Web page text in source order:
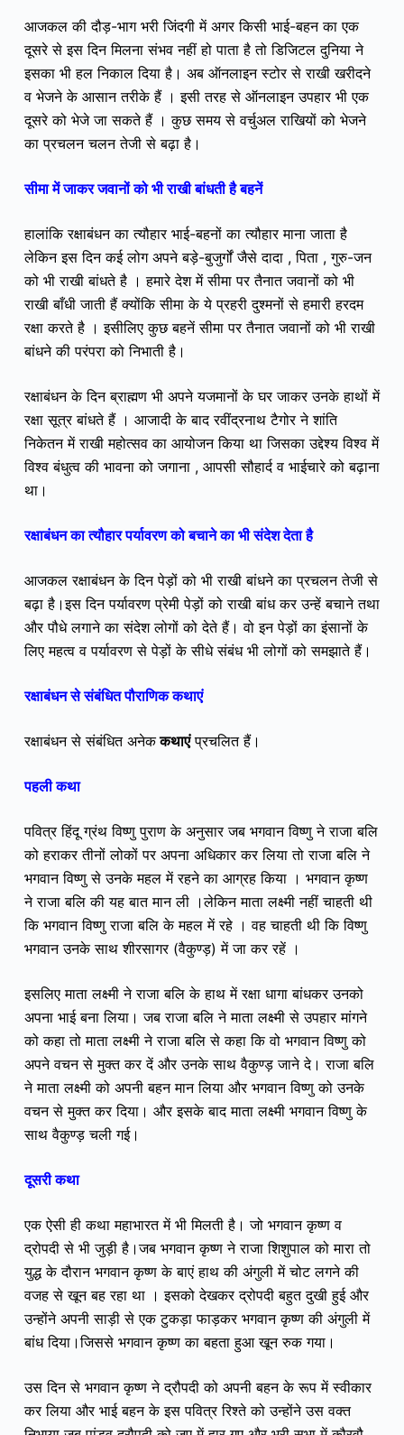
आजकल की दौड़-भाग भरी जिंदगी में अगर किसी भाई-बहन का एक
दूसरे से इस दिन मिलना संभव नहीं हो पाता है तो डिजिटल दुनिया ने
इसका भी हल निकाल दिया है। अब ऑनलाइन स्टोर से राखी खरीदने
व भेजने के आसान तरीके हैं । इसी तरह से ऑनलाइन उपहार भी एक
दूसरे को भेजे जा सकते हैं । कुछ समय से वर्चुअल राखियों को भेजने
का प्रचलन चलन तेजी से बढ़ा है।
सीमा में जाकर जवानों को भी राखी बांधती है बहनें
हालांकि रक्षाबंधन का त्यौहार भाई-बहनों का त्यौहार माना जाता है
लेकिन इस दिन कई लोग अपने बड़े-बुजुर्गों जैसे दादा , पिता , गुरु-जन
को भी राखी बांधते है । हमारे देश में सीमा पर तैनात जवानों को भी
राखी बाँधी जाती हैं क्योंकि सीमा के ये प्रहरी दुश्मनों से हमारी हरदम
रक्षा करते है । इसीलिए कुछ बहनें सीमा पर तैनात जवानों को भी राखी
बांधने की परंपरा को निभाती है।
रक्षाबंधन के दिन ब्राह्मण भी अपने यजमानों के घर जाकर उनके हाथों में
रक्षा सूत्र बांधते हैं । आजादी के बाद रवींद्रनाथ टैगोर ने शांति
निकेतन में राखी महोत्सव का आयोजन किया था जिसका उद्देश्य विश्व में
विश्व बंधुत्व की भावना को जगाना , आपसी सौहार्द व भाईचारे को बढ़ाना
था।
रक्षाबंधन का त्यौहार पर्यावरण को बचाने का भी संदेश देता है
आजकल रक्षाबंधन के दिन पेड़ों को भी राखी बांधने का प्रचलन तेजी से
बढ़ा है।इस दिन पर्यावरण प्रेमी पेड़ों को राखी बांध कर उन्हें बचाने तथा
और पौधे लगाने का संदेश लोगों को देते हैं। वो इन पेड़ों का इंसानों के
लिए महत्व व पर्यावरण से पेड़ों के सीधे संबंध भी लोगों को समझाते हैं।
रक्षाबंधन से संबंधित पौराणिक कथाएं
रक्षाबंधन से संबंधित अनेककथाएंप्रचलित हैं।
पहली कथा
पवित्र हिंदू ग्रंथ विष्णु पुराण के अनुसार जब भगवान विष्णु ने राजा बलि
को हराकर तीनों लोकों पर अपना अधिकार कर लिया तो राजा बलि ने
भगवान विष्णु से उनके महल में रहने का आग्रह किया । भगवान कृष्ण
ने राजा बलि की यह बात मान ली ।लेकिन माता लक्ष्मी नहीं चाहती थी
कि भगवान विष्णु राजा बलि के महल में रहे । वह चाहती थी कि विष्णु
भगवान उनके साथ शीरसागर (वैकुण्ड़) में जा कर रहें ।
इसलिए माता लक्ष्मी ने राजा बलि के हाथ में रक्षा धागा बांधकर उनको
अपना भाई बना लिया। जब राजा बलि ने माता लक्ष्मी से उपहार मांगने
को कहा तो माता लक्ष्मी ने राजा बलि से कहा कि वो भगवान विष्णु को
अपने वचन से मुक्त कर दें और उनके साथ वैकुण्ड़ जाने दे। राजा बलि
ने माता लक्ष्मी को अपनी बहन मान लिया और भगवान विष्णु को उनके
वचन से मुक्त कर दिया। और इसके बाद माता लक्ष्मी भगवान विष्णु के
साथ वैकुण्ड़ चली गई।
दूसरी कथा
एक ऐसी‌ ही कथा महाभारत में भी मिलती है। जो भगवान कृष्ण व
द्रोपदी से भी जुड़ी है।जब भगवान कृष्ण ने राजा शिशुपाल को मारा तो
युद्ध के दौरान भगवान कृष्ण के बाएं हाथ की अंगुली में चोट लगने की
वजह से खून बह रहा था । इसको देखकर द्रोपदी बहुत दुखी हुई और
उन्होंने अपनी साड़ी से एक टुकड़ा फाड़कर भगवान कृष्ण की अंगुली में
बांध दिया।जिससे भगवान कृष्ण का बहता हुआ खून रुक गया।
उस दिन से भगवान कृष्ण ने द्रौपदी को अपनी बहन के रूप में स्वीकार
कर लिया और भाई बहन के इस पवित्र रिश्ते को उन्होंने उस वक्त